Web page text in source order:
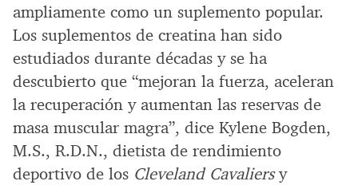
ampliamente como un suplemento popular.
Los suplementos de creatina han sido
estudiados durante décadas y se ha
descubierto que “mejoran la fuerza, aceleran
la recuperación y aumentan las reservas de
masa muscular magra”, dice Kylene Bogden,
M.S., R.D.N., dietista de rendimiento
deportivo de los Cleveland Cavaliersy